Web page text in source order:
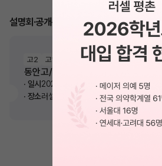
설명회·공개특강
고2 고1
동안고/안양여고 내신 학습전략 설명회
일시 2026. 08. 11(화) 오후 6시 30분
장소러셀 평촌학원